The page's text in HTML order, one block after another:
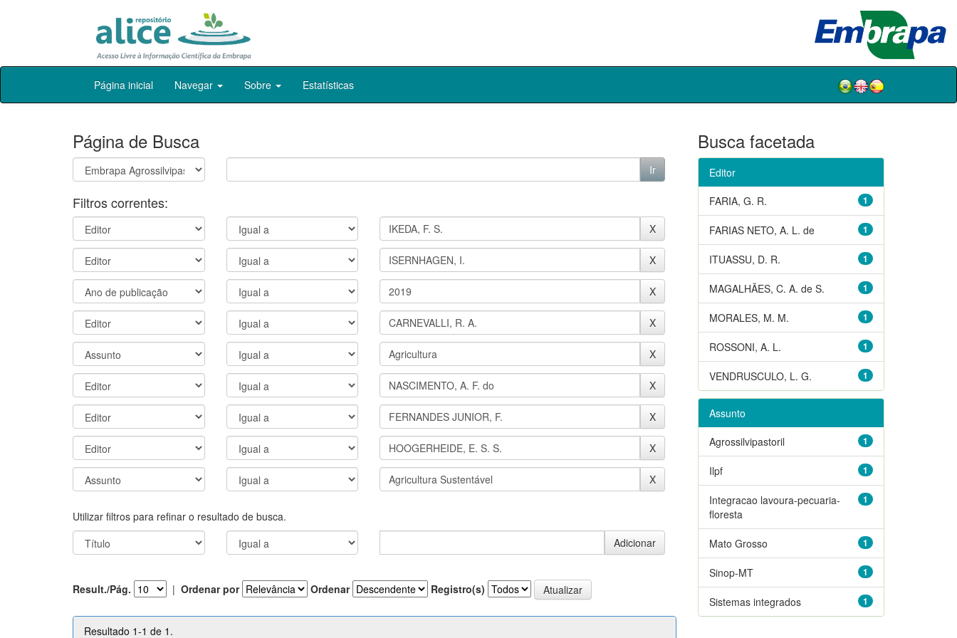
Skip
Página inicial Navegar Sobre Estatísticas
Página de Busca
Filtros correntes:
Utilizar filtros para refinar o resultado de busca.
Result./Pág. | Ordenar por Ordenar Registro(s)
Resultado 1-1 de 1.
Busca facetada
Editor
1
FARIA, G. R.
1
FARIAS NETO, A. L. de
1
ITUASSU, D. R.
1
MAGALHÃES, C. A. de S.
1
MORALES, M. M.
1
ROSSONI, A. L.
1
VENDRUSCULO, L. G.
Assunto
1
Agrossilvipastoril
1
Ilpf
1
Integracao lavoura-pecuaria-
floresta
1
Mato Grosso
1
Sinop-MT
1
Sistemas integrados